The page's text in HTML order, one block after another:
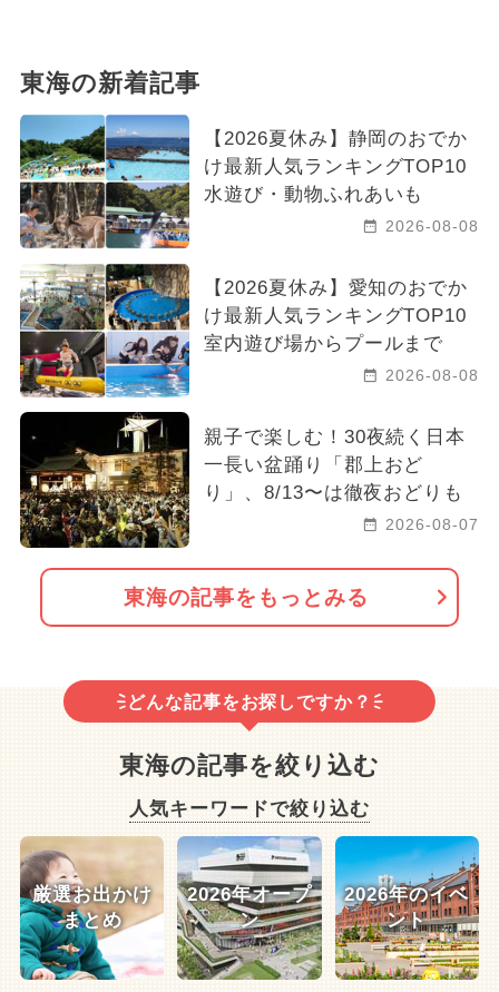
東海の新着記事
【2026夏休み】静岡のおでか
け最新人気ランキングTOP10
水遊び・動物ふれあいも
2026-08-08
【2026夏休み】愛知のおでか
け最新人気ランキングTOP10
室内遊び場からプールまで
2026-08-08
親子で楽しむ！30夜続く日本
一長い盆踊り「郡上おど
り」、8/13〜は徹夜おどりも
2026-08-07
東海の記事をもっとみる
どんな記事をお探しですか？
東海の記事を絞り込む
人気キーワードで絞り込む
厳選お出かけ
まとめ
2026年オープ
ン
2026年のイベ
ント